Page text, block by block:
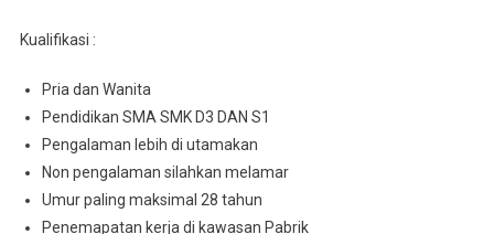
Kualifikasi :
Pria dan Wanita
Pendidikan SMA SMK D3 DAN S1
Pengalaman lebih di utamakan
Non pengalaman silahkan melamar
Umur paling maksimal 28 tahun
Penemapatan kerja di kawasan Pabrik